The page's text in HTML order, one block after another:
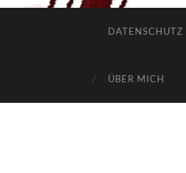
DATENSCHUTZ
ÜBER MICH